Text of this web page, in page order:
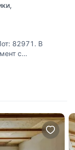
,
82971. В
с
комплекса
и исторический